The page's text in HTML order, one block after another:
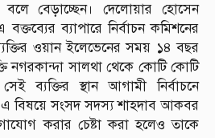
বেড়াচ্ছেন। দেলোয়ার হোসেন
ব্যাপারে নির্বাচন কমিশনের
ওয়ান ইলেভেনের সময় ১৪ বছর
নগরকান্দা সালথা থেকে কোটি কোটি
ব্যক্তির স্থান আগামী নির্বাচনে
বিষয়ে সংসদ সদস্য শাহদাব আকবর
করার চেষ্টা করা হলেও তাকে